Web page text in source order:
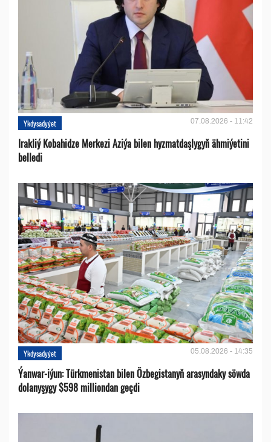
Ykdysadyýet 07.08.2026 - 11:42
Irakliý Kobahidze Merkezi Aziýa bilen hyzmatdaşlygyň ähmiýetini
belledi
Ykdysadyýet 05.08.2026 - 14:35
Ýanwar-iýun: Türkmenistan bilen Özbegistanyň arasyndaky söwda
dolanyşygy $598 milliondan geçdi